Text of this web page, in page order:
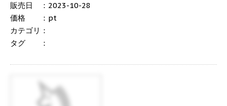
販売日 ： 2023-10-28
価格
： pt
カテゴリ ：
タグ
：